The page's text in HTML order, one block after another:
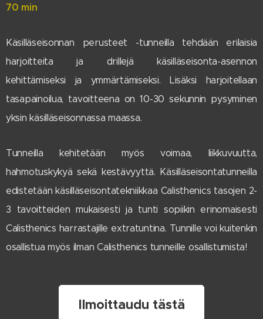
70 min
Käsilläseisonnan perusteet -tunneilla tehdään erilaisia
harjoitteita ja drillejä käsilläseisonta-asennon
kehittämiseksi ja ymmärtämiseksi. Lisäksi harjoitellaan
tasapainoilua, tavoitteena on 10-30 sekunnin pysyminen
yksin käsilläseisonnassa maassa.
Tunneilla kehitetään myös voimaa, liikkuvuutta,
hahmotuskykyä sekä kestävyyttä. Käsilläseisontatunneilla
edistetään käsilläseisontatekniikkaa Calisthenics tasojen 2-
3 tavoitteiden mukaisesti ja tunti sopiikin erinomaisesti
Calisthenics harrastajille extratuntina. Tunnille voi kuitenkin
osallistua myös ilman Calisthenics tunneille osallistumista!
Ilmoittaudu tästä